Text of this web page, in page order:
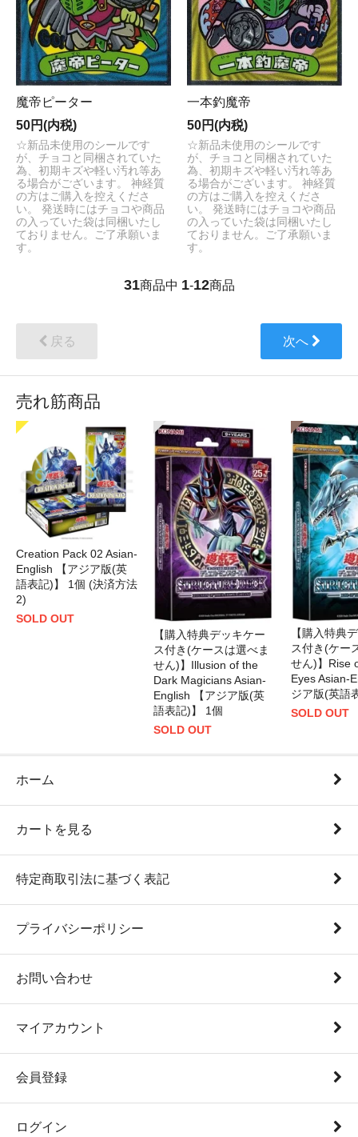
魔帝ピーター
50円(内税)
☆新品未使用のシールです
が、チョコと同梱されていた
為、初期キズや軽い汚れ等あ
る場合がございます。 神経質
の方はご購入を控えくださ
い。 発送時にはチョコや商品
の入っていた袋は同梱いたし
ておりません。ご了承願いま
す。
一本釣魔帝
50円(内税)
☆新品未使用のシールです
が、チョコと同梱されていた
為、初期キズや軽い汚れ等あ
る場合がございます。 神経質
の方はご購入を控えくださ
い。 発送時にはチョコや商品
の入っていた袋は同梱いたし
ておりません。ご了承願いま
す。
31商品中 1-12商品
戻る 次へ
売れ筋商品
Creation Pack 02 Asian-
English 【アジア版(英
語表記)】 1個 (決済方法
2)
SOLD OUT
【購入特典デッキケー
ス付き(ケースは選べま
せん)】Illusion of the
Dark Magicians Asian-
English 【アジア版(英
語表記)】 1個
SOLD OUT
【購入特典
ス付き(ケー
せん)】Rise
Eyes Asian-
ジア版(英語
SOLD OUT
ホーム
カートを見る
特定商取引法に基づく表記
プライバシーポリシー
お問い合わせ
マイアカウント
会員登録
ログイン